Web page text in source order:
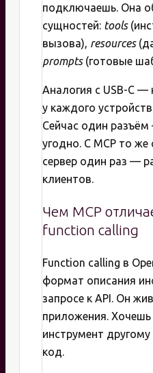
подключаешь. Она
сущностей: tools
вызова), resources
prompts(готовые
Аналогия с USB-C —
у каждого
Сейчас один
угодно. С MCP то же
сервер один раз —
клиентов.
Чем MCP
function calling
Function calling в
формат описания
запросе к API. Он
приложения.
инструмент
код.